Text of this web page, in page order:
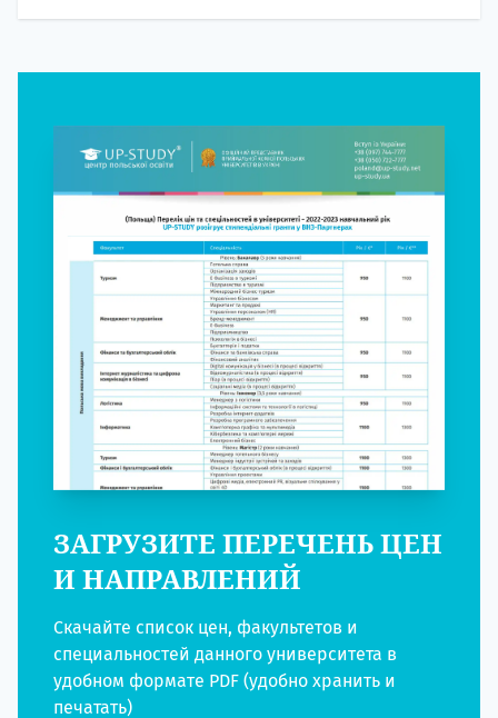
ЗАГРУЗИТЕ ПЕРЕЧЕНЬ ЦЕН
И НАПРАВЛЕНИЙ
Скачайте список цен, факультетов и
специальностей данного университета в
удобном формате PDF (удобно хранить и
печатать)